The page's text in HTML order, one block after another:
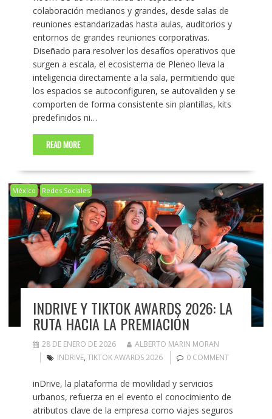
colaboración medianos y grandes, desde salas de
reuniones estandarizadas hasta aulas, auditorios y
entornos de grandes reuniones corporativas.
Diseñado para resolver los desafíos operativos que
surgen a escala, el ecosistema de Pleneo lleva la
inteligencia directamente a la sala, permitiendo que
los espacios se autoconfiguren, se autovaliden y se
comporten de forma consistente sin plantillas, kits
predefinidos ni…
READ MORE
México Redes Sociales
INDRIVE Y TIKTOK AWARDS 2026: LA
RUTA HACIA LA PREMIACIÓN
28 DE ENERO DE 2026
ALBERTO MARIN MORAN
INDRIVE, TIKTOK AWARDS 2026 0 COMMENT
inDrive, la plataforma de movilidad y servicios
urbanos, refuerza en el evento el conocimiento de
atributos clave de la empresa como viajes seguros